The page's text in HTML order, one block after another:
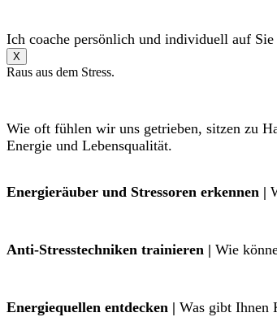
Ich coache persönlich und individuell auf
X
Raus aus dem Stress.
Wie oft fühlen wir uns getrieben, sitzen zu
Energie und Lebensqualität.
Energieräuber und Stressoren erkennen |
Anti-Stresstechniken trainieren | Wie
Energiequellen entdecken | Was gibt Ihnen